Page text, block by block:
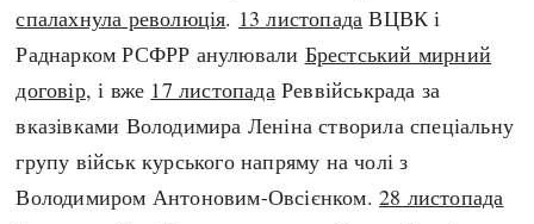
спалахнула революція. 13 листопада ВЦВК і
Раднарком РСФРР анулювали Брестський мирний
договір, і вже 17 листопада Реввійськрада за
вказівками Володимира Леніна створила спеціальну
групу військ курського напряму на чолі з
Володимиром Антоновим-Овсієнком.28 листопада